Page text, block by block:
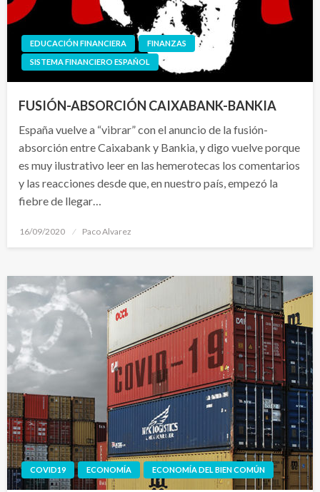
EDUCACIÓN FINANCIERA
FINANZAS
SISTEMA FINANCIERO ESPAÑOL
FUSIÓN-ABSORCIÓN CAIXABANK-BANKIA
España vuelve a “vibrar” con el anuncio de la fusión-
absorción entre Caixabank y Bankia, y digo vuelve porque
es muy ilustrativo leer en las hemerotecas los comentarios
y las reacciones desde que, en nuestro país, empezó la
fiebre de llegar…
Publicado
16/09/2020 Paco Alvarez
COVID19 ECONOMÍA ECONOMÍA DEL BIEN COMÚN